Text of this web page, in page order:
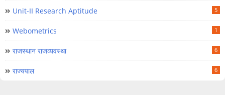
Unit-II Research Aptitude 5
Webometrics 1
राजस्थान राजव्यवस्था 6
राज्यपाल 6